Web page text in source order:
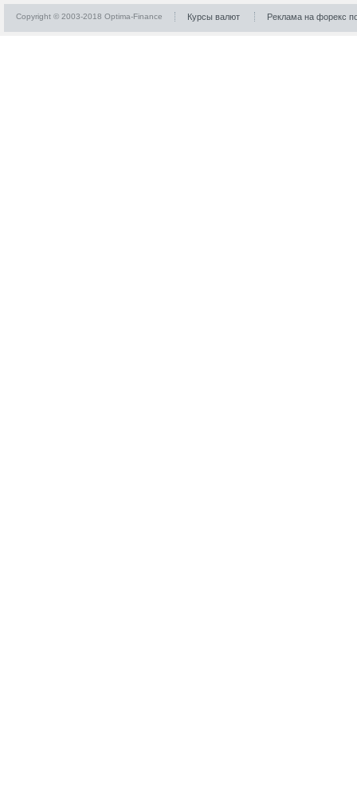
Copyright © 2003-2018 Optima-Finance Курсы валют Реклама на форекс